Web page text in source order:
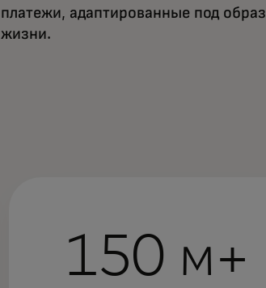
платежи, адаптированные под образ
жизни.
150 м+